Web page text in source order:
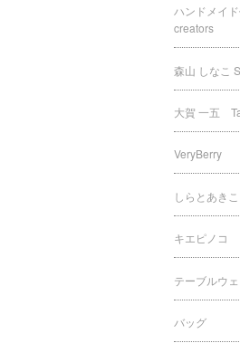
ハンドメイ
creators
森山 しなこ
大賀 一五
VeryBerry
しらとあきこ
キエピノコ
テーブルウ
バッグ